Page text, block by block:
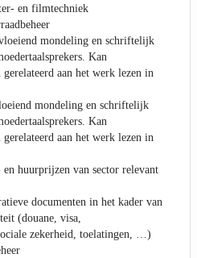
en filmtechniek
mondeling en schriftelijk
Kan
aan het werk lezen in
mondeling en schriftelijk
Kan
aan het werk lezen in
en huurprijzen van sector relevant
documenten in het kader van
(douane, visa,
zekerheid, toelatingen, …)